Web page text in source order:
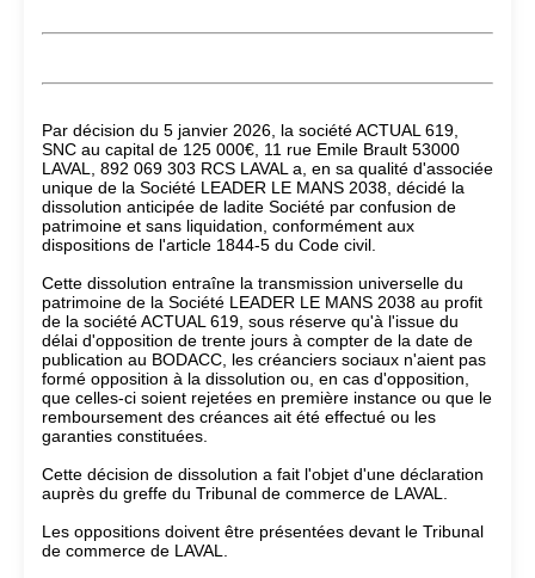
Par décision du 5 janvier 2026, la société ACTUAL 619,
SNC au capital de 125 000€, 11 rue Emile Brault 53000
LAVAL, 892 069 303 RCS LAVAL a, en sa qualité d'associée
unique de la Société LEADER LE MANS 2038, décidé la
dissolution anticipée de ladite Société par confusion de
patrimoine et sans liquidation, conformément aux
dispositions de l'article 1844-5 du Code civil.
Cette dissolution entraîne la transmission universelle du
patrimoine de la Société LEADER LE MANS 2038 au profit
de la société ACTUAL 619, sous réserve qu'à l'issue du
délai d'opposition de trente jours à compter de la date de
publication au BODACC, les créanciers sociaux n'aient pas
formé opposition à la dissolution ou, en cas d'opposition,
que celles-ci soient rejetées en première instance ou que le
remboursement des créances ait été effectué ou les
garanties constituées.
Cette décision de dissolution a fait l'objet d'une déclaration
auprès du greffe du Tribunal de commerce de LAVAL.
Les oppositions doivent être présentées devant le Tribunal
de commerce de LAVAL.